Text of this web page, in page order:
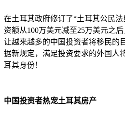
在土耳其政府修订了“土耳其公民
资额从100万美元减至25万美元之
让越来越多的中国投资者将移民的
据新规定，满足投资要求的外国人
耳其身份！
中国投资者热宠土耳其房产